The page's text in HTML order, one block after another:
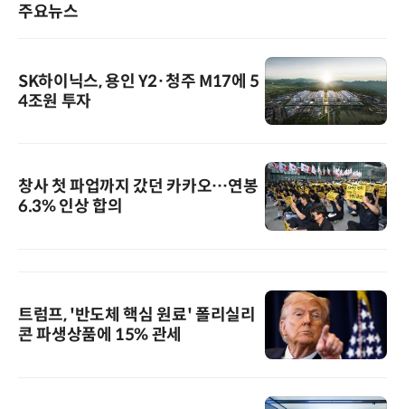
주요뉴스
SK하이닉스, 용인 Y2·청주 M17에 5
4조원 투자
창사 첫 파업까지 갔던 카카오…연봉
6.3% 인상 합의
트럼프, '반도체 핵심 원료' 폴리실리
콘 파생상품에 15% 관세